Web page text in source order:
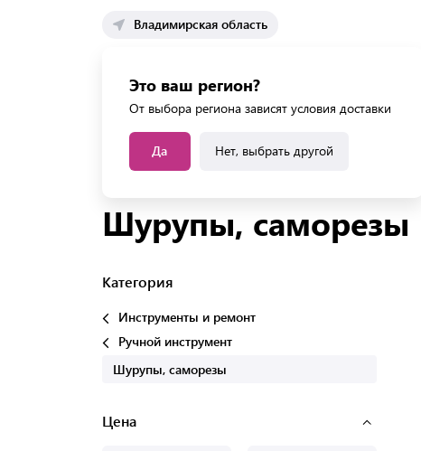
Владимирская область
Это ваш регион?
От выбора региона зависят условия доставки
Да Нет, выбрать другой
Каталог
Каталог услуг
Главная Каталог
Шурупы, саморезы
Категория
Инструменты и ремонт
Ручной инструмент
Шурупы, саморезы
Цена